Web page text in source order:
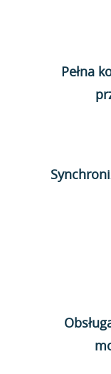
Pełna